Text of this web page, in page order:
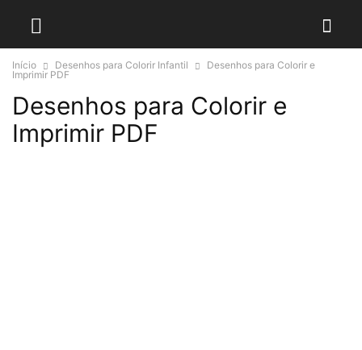
Início Desenhos para Colorir Infantil
Desenhos para Colorir e
Imprimir PDF
Desenhos para Colorir e
Imprimir PDF